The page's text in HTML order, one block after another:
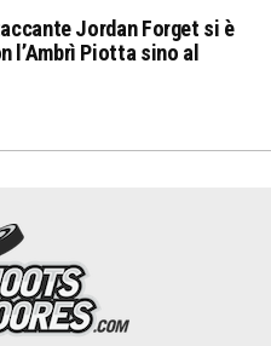
Jordan Forget si è
l’Ambrì Piotta sino al